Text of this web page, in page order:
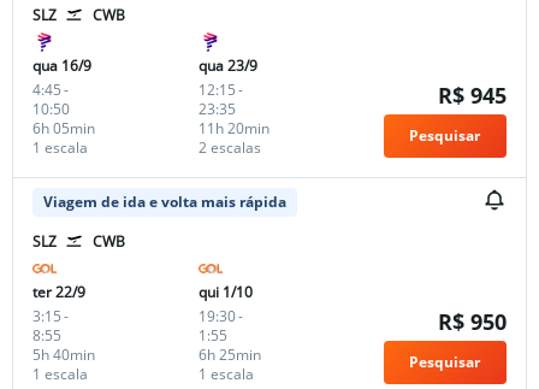
SLZ CWB
qua 16/9
4:45-
10:50
1 escala
6h 05min
qua 23/9
12:15-
23:35
2 escalas
11h 20min
R$ 945
Pesquisar
Viagem de ida e volta mais rápida
SLZ
CWB
ter 22/9
3:15-
8:55
1 escala
5h 40min
qui 1/10
19:30-
1:55
1 escala
6h 25min
R$ 950
Pesquisar